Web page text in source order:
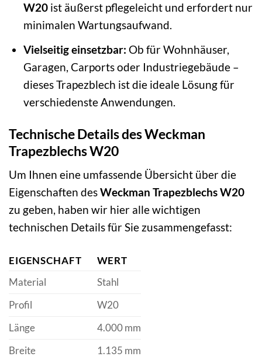
W20ist äußerst pflegeleicht und erfordert nur
minimalen Wartungsaufwand.
Vielseitig einsetzbar: Ob für Wohnhäuser,
Garagen, Carports oder Industriegebäude –
dieses Trapezblech ist die ideale Lösung für
verschiedenste Anwendungen.
Technische Details des Weckman
Trapezblechs W20
Um Ihnen eine umfassende Übersicht über die
Eigenschaften desWeckman Trapezblechs W20
zu geben, haben wir hier alle wichtigen
technischen Details für Sie zusammengefasst:
EIGENSCHAFT
WERT
Material
Stahl
Profil
W20
Länge
4.000 mm
Breite
1.135 mm